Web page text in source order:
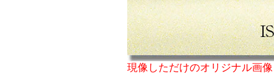
現像しただけのオリジナル画像